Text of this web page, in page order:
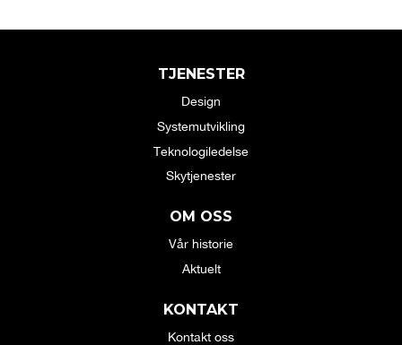
TJENESTER
Design
Systemutvikling
Teknologiledelse
Skytjenester
OM OSS
Vår historie
Aktuelt
KONTAKT
Kontakt oss